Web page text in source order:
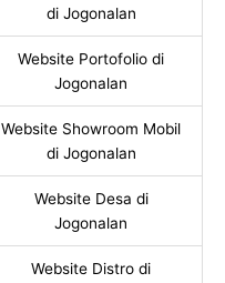
di Jogonalan
Website Portofolio di
Jogonalan
Website Showroom Mobil
di Jogonalan
Website Desa di
Jogonalan
Website Distro di